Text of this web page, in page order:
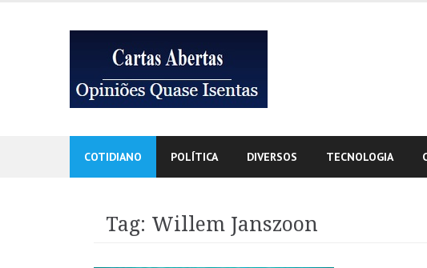
COTIDIANO POLÍTICA DIVERSOS TECNOLOGIA
Tag: Willem Janszoon